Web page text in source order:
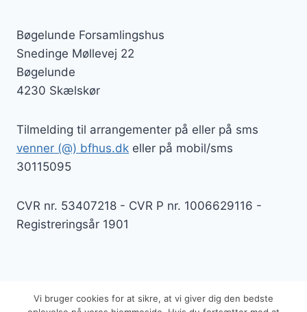
Bøgelunde Forsamlingshus
Snedinge Møllevej 22
Bøgelunde
4230 Skælskør
Tilmelding til arrangementer på eller på sms
venner (@) bfhus.dk eller på mobil/sms
30115095
CVR nr. 53407218 - CVR P nr. 1006629116 -
Registreringsår 1901
© 2026 Bøgelunde Forsamlingshus - WordPress-
Vi bruger cookies for at sikre, at vi giver dig den bedste